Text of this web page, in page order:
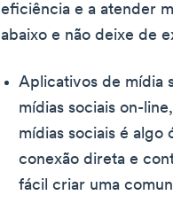
eficiência e a atender
abaixo e não deixe de
Aplicativos de mídia
mídias sociais on-
mídias sociais é algo
conexão direta e
fácil criar uma